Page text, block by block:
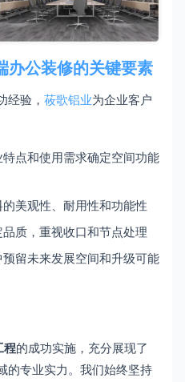
办公装修的关键要素
经验， 莜歌铝业为企业客户
点和使用需求确定空间功能
美观性、耐用性和功能性
质，重视收口和节点处理
留未来发展空间和升级可能
程的成功实施，充分展现了
的专业实力。我们始终坚持